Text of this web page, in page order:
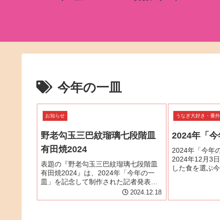
今年の一皿
お知らせ
野老勾玉三巴紋瑠璃七段階皿
有田焼2024
表題の『野老勾玉三巴紋瑠璃七段階皿
有田焼2024』は、2024年「今年の一
皿」を記念して制作された記者発表会
記念品です。2024年「今年の一皿
®」 は「うなぎ」株式会社ぐるなび
2024.12.18
うなぎ大好き・番
2024年「
2024年「今年
2024年12月3
した食を選ぶ